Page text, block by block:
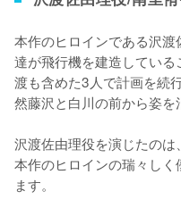
本作のヒロインである沢
達が飛行機を建造してい
渡も含めた3人で計画を続
然藤沢と白川の前から姿を
沢渡佐由理役を演じたのは
本作のヒロインの瑞々し
ます。